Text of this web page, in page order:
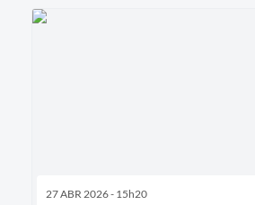
27 ABR 2026 - 15h20